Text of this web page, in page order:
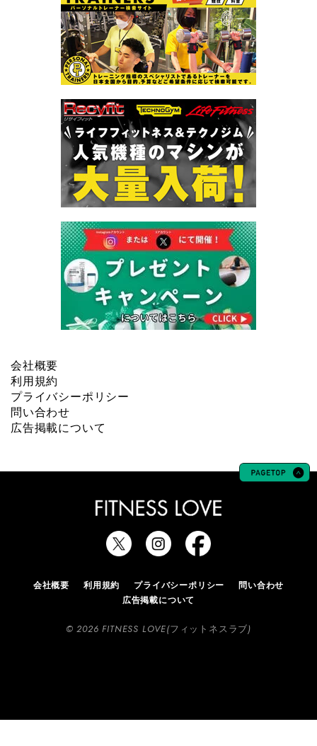
会社概要
利用規約
プライバシーポリシー
問い合わせ
広告掲載について
会社概要 利用規約 プライバシーポリシー
問い合わせ
広告掲載について
© 2026 FITNESS LOVE(フィットネスラブ)